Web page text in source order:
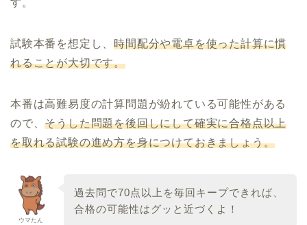
す。
試験本番を想定し、時間配分や電卓を使った計算に慣
れることが大切です。
本番は高難易度の計算問題が紛れている可能性がある
ので、そうした問題を後回しにして確実に合格点以上
を取れる試験の進め方を身につけておきましょう。
ウマたん
過去問で70点以上を毎回キープできれば、
合格の可能性はグッと近づくよ！